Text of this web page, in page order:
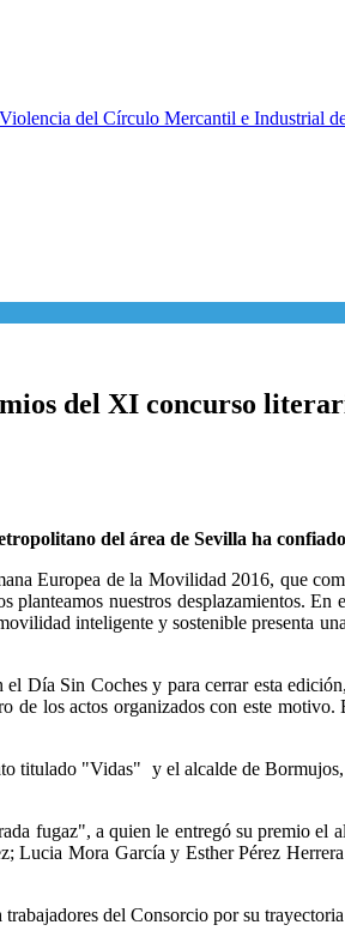
del Círculo Mercantil e Industrial
del XI concurso
del área de Sevilla ha
Europea de la Movilidad 2016, que
planteamos nuestros desplazamientos.
inteligente y sostenible presenta
Día Sin Coches y para cerrar esta
de los actos organizados con este
titulado "Vidas" y el alcalde de
fugaz", a quien le entregó su premio el
Lucia Mora García y Esther Pérez
del Consorcio por su